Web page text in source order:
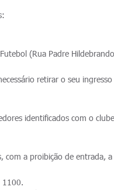
Futebol (Rua Padre
retirar o seu
identificados com o clube
com a proibição de entrada,
1100.